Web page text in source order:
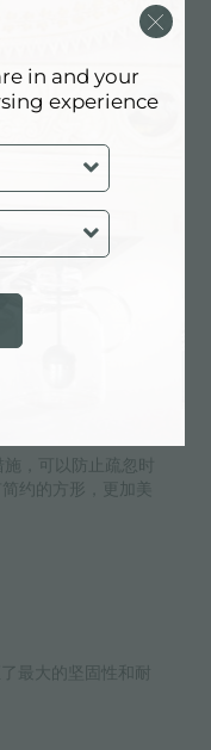
有可防止固体
下水器允许
型号兼容。
灵活性和实用性。
，可以防止疏忽时
约的方形，更加美
最大的坚固性和耐
in and your
experience